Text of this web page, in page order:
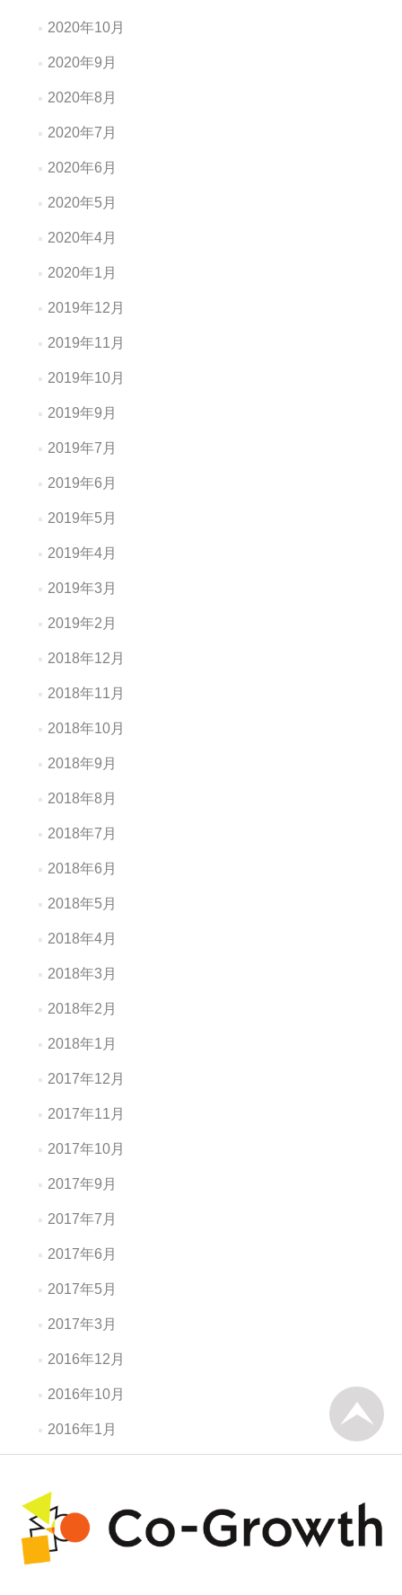
2020年10月
2020年9月
2020年8月
2020年7月
2020年6月
2020年5月
2020年4月
2020年1月
2019年12月
2019年11月
2019年10月
2019年9月
2019年7月
2019年6月
2019年5月
2019年4月
2019年3月
2019年2月
2018年12月
2018年11月
2018年10月
2018年9月
2018年8月
2018年7月
2018年6月
2018年5月
2018年4月
2018年3月
2018年2月
2018年1月
2017年12月
2017年11月
2017年10月
2017年9月
2017年7月
2017年6月
2017年5月
2017年3月
2016年12月
2016年10月
2016年1月